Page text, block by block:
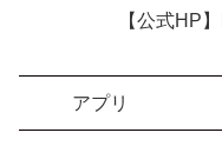
【公式HP】
アプリ